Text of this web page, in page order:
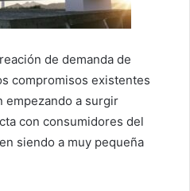
de demanda de
compromisos existentes
empezando a surgir
con consumidores del
siendo a muy pequeña